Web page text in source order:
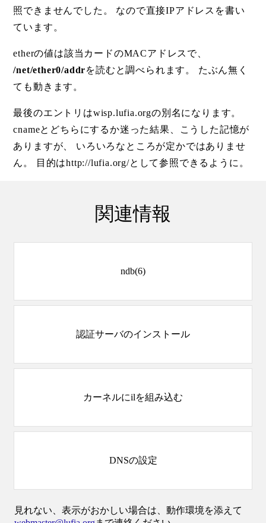
照できませんでした。 なので直接IPアドレスを書い
ています。
etherの値は該当カードのMACアドレスで、
/net/ether0/addrを読むと調べられます。 たぶん無く
ても動きます。
最後のエントリはwisp.lufia.orgの別名になります。
cnameとどちらにするか迷った結果、こうした記憶が
ありますが、 いろいろなところが定かではありませ
ん。 目的はhttp://lufia.org/として参照できるように。
関連情報
ndb(6)
認証サーバのインストール
カーネルにilを組み込む
DNSの設定
見れない、表示がおかしい場合は、動作環境を添えて